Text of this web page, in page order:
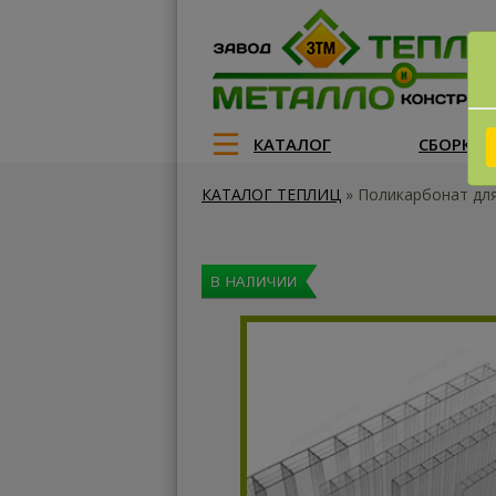
КАТАЛОГ СБОРКА
КАТАЛОГ ТЕПЛИЦ » Поликарбонат